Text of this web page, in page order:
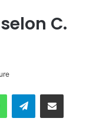
C.
WhatsAppTelegramPartager par email